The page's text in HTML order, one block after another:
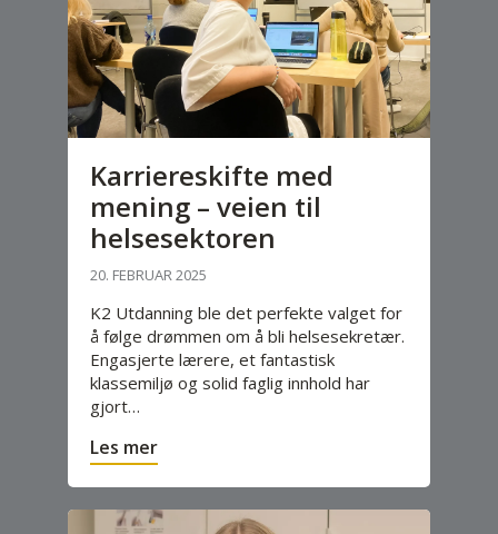
Karriereskifte med
mening – veien til
helsesektoren
20. FEBRUAR 2025
K2 Utdanning ble det perfekte valget for
å følge drømmen om å bli helsesekretær.
Engasjerte lærere, et fantastisk
klassemiljø og solid faglig innhold har
gjort…
Les mer